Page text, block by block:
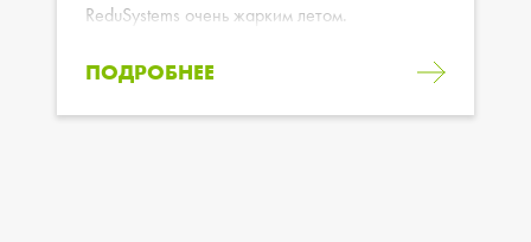
ReduSystems очень жарким летом.
ПОДРОБНЕЕ